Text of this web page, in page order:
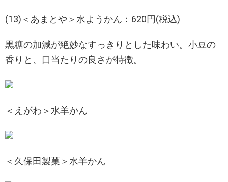
(13)＜あまとや＞水ようかん：620円(税込)
黒糖の加減が絶妙なすっきりとした味わい。小豆の
香りと、口当たりの良さが特徴。
＜えがわ＞水羊かん
＜久保田製菓＞水羊かん